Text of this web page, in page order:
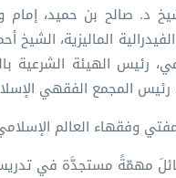
د. صالح بن حميد، إمام
الماليزية، الشيخ
رئيس الهيئة الشرعية
رئيس المجمع الفقهي
وفقهاء العالم
مهمّةً مستجدَّة في تدريس